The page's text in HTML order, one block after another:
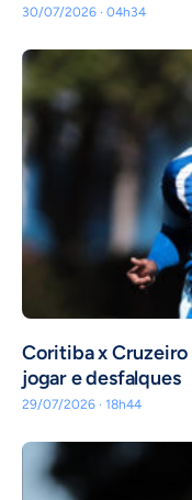
30/07/2026 · 04h34
Coritiba x
jogar e desfalques
29/07/2026 · 18h44